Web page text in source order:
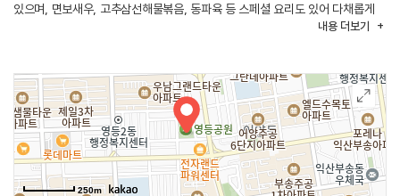
있으며, 면보새우, 고추삼선해물볶음, 동파육 등 스페셜 요리도 있어 다채롭게
내용 더보기
250m